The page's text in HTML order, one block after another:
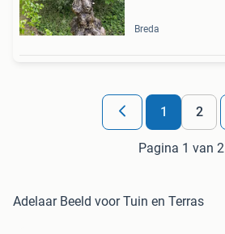
Breda
1 2
Pagina 1 van 2
Adelaar Beeld voor Tuin en Terras